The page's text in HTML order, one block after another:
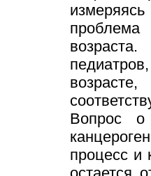
проблема
Вопрос о
процесс и